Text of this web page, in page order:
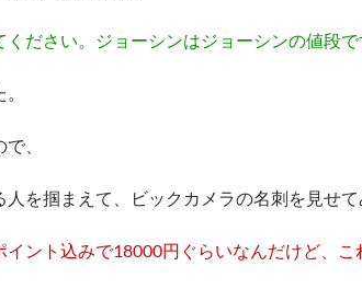
ください。ジョーシンはジョーシンの値段
、
を掴まえて、ビックカメラの名刺を見せ
イント込みで18000円ぐらいなんだけど、